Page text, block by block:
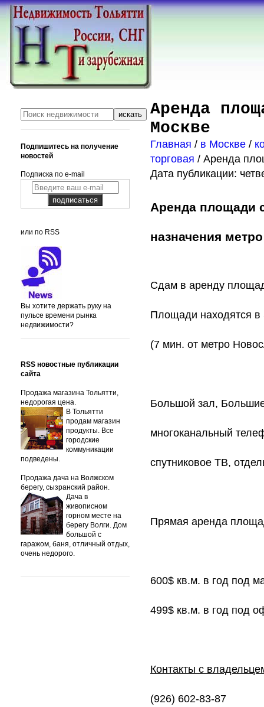
Аренда
Москве
Главная / в Москве /
торговая / Аренда
Дата публикации:
Аренда площади
назначения
Сдам в аренду
Площади находятся в
(7 мин. от метро
Большой зал,
многоканальный
спутниковое ТВ,
Прямая аренда
600$ кв.м. в год под
499$ кв.м. в год под
Контакты с
(926) 602-83-87
Подпишитесь на получение
новостей
Подписка по e-mail
или по RSS
Вы хотите держать руку на
пульсе времени рынка
недвижимости?
RSS новостные публикации
сайта
Продажа магазина Тольятти,
недорогая цена.
В Тольятти
продам магазин
продукты. Все
городские
коммуникации
подведены.
Продажа дача на Волжском
берегу, сызранский район.
Дача в
живописном
горном месте на
берегу Волги. Дом
большой с
гаражом, баня, отличный отдых,
очень недорого.